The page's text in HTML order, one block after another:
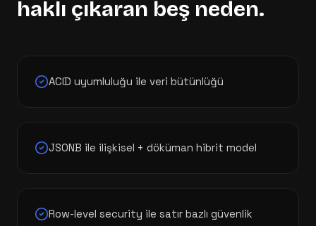
haklı çıkaran beş neden.
ACID uyumluluğu ile veri bütünlüğü
JSONB ile ilişkisel + döküman hibrit model
Row-level security ile satır bazlı güvenlik